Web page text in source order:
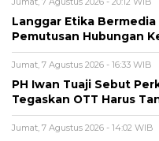
Langgar Etika Bermedia
Pemutusan Hubungan
Jumat, 7 Agustus 2026 - 16:33 WIB
PH Iwan Tuaji Sebut
Tegaskan OTT Harus
Jumat, 7 Agustus 2026 - 14:02 WIB